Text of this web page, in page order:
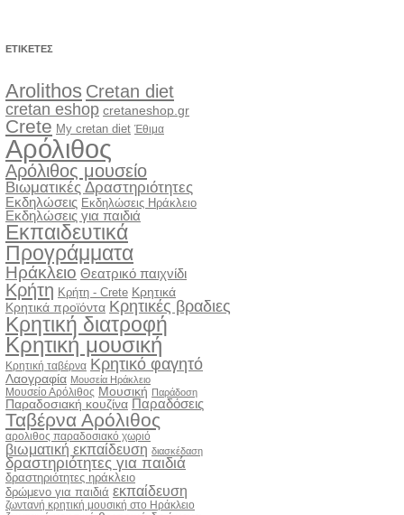
ΕΤΙΚΈΤΕΣ
Arolithos Cretan diet
cretan eshop cretaneshop.gr
Crete My cretan diet Έθιμα
Αρόλιθος
Αρόλιθος μουσείο
Βιωματικές Δραστηριότητες
Εκδηλώσεις Εκδηλώσεις Ηράκλειο
Εκδηλώσεις για παιδιά
Εκπαιδευτικά
Προγράμματα
Ηράκλειο Θεατρικό παιχνίδι
Κρήτη Κρήτη - Crete Κρητικά
Κρητικά προϊόντα Κρητικές βραδιες
Κρητική διατροφή
Κρητική μουσική
Κρητική ταβέρνα Κρητικό φαγητό
Λαογραφία Μουσεία Ηράκλειο
Μουσείο Αρόλιθος Μουσική Παράδοση
Παραδοσιακή κουζίνα Παραδόσεις
Ταβέρνα Αρόλιθος
αρολιθος παραδοσιακό χωριό
βιωματική εκπαίδευση διασκέδαση
δραστηριότητες για παιδιά
δραστηριότητες ηράκλειο
δρώμενο για παιδιά εκπαίδευση
ζωντανή κρητική μουσική στο Ηράκλειο